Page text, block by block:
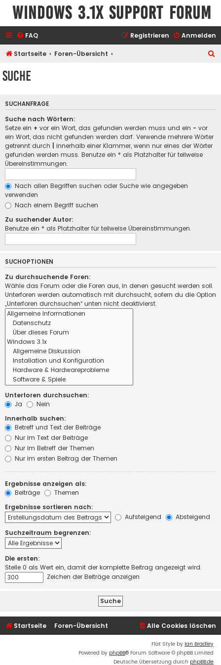
Windows 3.1x Support Forum
FAQ Anmelden
Registrieren
Startseite Foren-Übersicht
Suche
SUCHANFRAGE
Suche nach Wörtern:
Setze ein + vor ein Wort, das gefunden werden muss und ein - vor
ein Wort, das nicht gefunden werden darf. Verwende mehrere Wörter
getrennt durch
innerhalb einer Klammer, wenn nur eines der Wörter
gefunden werden muss. Benutze ein * als Platzhalter für teilweise
Übereinstimmungen.
Nach allen Begriffen suchen oder Suche wie angegeben
verwenden
Nach einem Begriff suchen
Zu suchender Autor:
Benutze ein * als Platzhalter für teilweise Übereinstimmungen.
SUCHOPTIONEN
Zu durchsuchende Foren:
Wähle das Forum oder die Foren aus, in denen gesucht werden soll.
Unterforen werden automatisch mit durchsucht, sofern du die Option
„Unterforen durchsuchen“ unten nicht deaktivierst.
Unterforen durchsuchen:
Ja
Nein
Innerhalb suchen:
Betreff und Text der Beiträge
Nur im Text der Beiträge
Nur im Betreff der Themen
Nur im ersten Beitrag der Themen
Ergebnisse anzeigen als:
Beiträge
Themen
Ergebnisse sortieren nach:
Aufsteigend
Absteigend
Suchzeitraum begrenzen:
Die ersten:
Stelle 0 als Wert ein, damit der komplette Beitrag angezeigt wird.
Zeichen der Beiträge anzeigen
Startseite Foren-Übersicht Alle Cookies löschen
Flat Style by Ian Bradley
Powered by phpBB® Forum Software © phpBB Limited
Deutsche Übersetzung durch phpBB.de